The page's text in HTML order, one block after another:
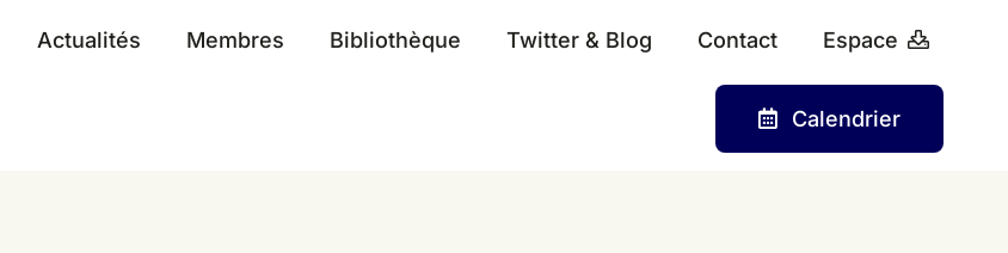
Actualités Membres Bibliothèque Twitter & Blog Contact Espace
Calendrier